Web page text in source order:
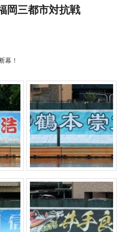
岡三都市対抗戦
幕！